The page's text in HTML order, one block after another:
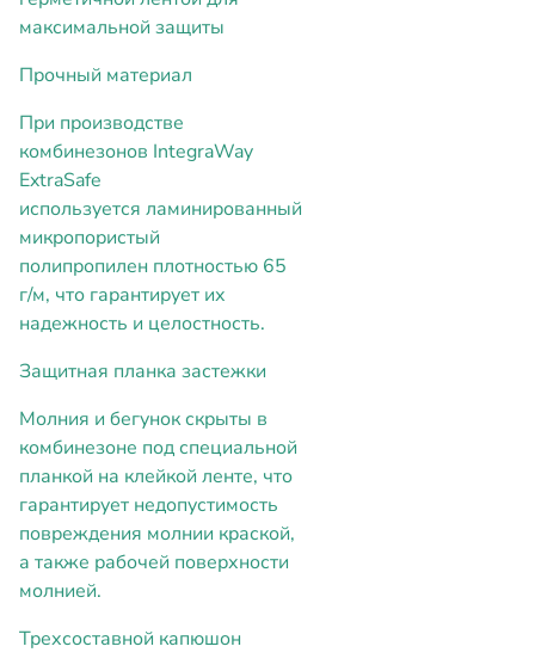
максимальной защиты
Прочный материал
При производстве
комбинезонов IntegraWay
ExtraSafe
используется ламинированный
микропористый
полипропилен плотностью 65
г/м, что гарантирует их
надежность и целостность.
Защитная планка застежки
Молния и бегунок скрыты в
комбинезоне под специальной
планкой на клейкой ленте, что
гарантирует недопустимость
повреждения молнии краской,
а также рабочей поверхности
молнией.
Трехсоставной капюшон